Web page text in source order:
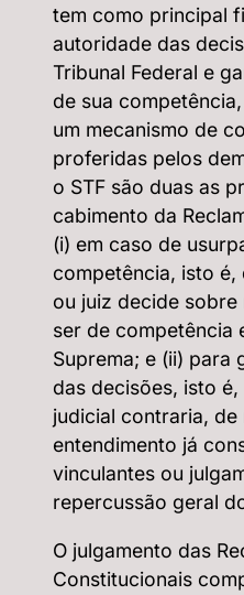
tem como principal
autoridade das
Tribunal Federal e
de sua
um mecanismo de
proferidas pelos
o STF são duas as
cabimento da
(i) em caso de
competência, isto é,
ou juiz decide
ser de competência
Suprema; e (ii) para
das decisões, isto
judicial contraria, de
entendimento já
vinculantes ou
repercussão geral
O julgamento das
Constitucionais